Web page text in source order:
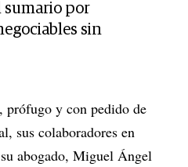
sumario por
sin
, prófugo y con pedido de
sus colaboradores en
abogado, Miguel Ángel